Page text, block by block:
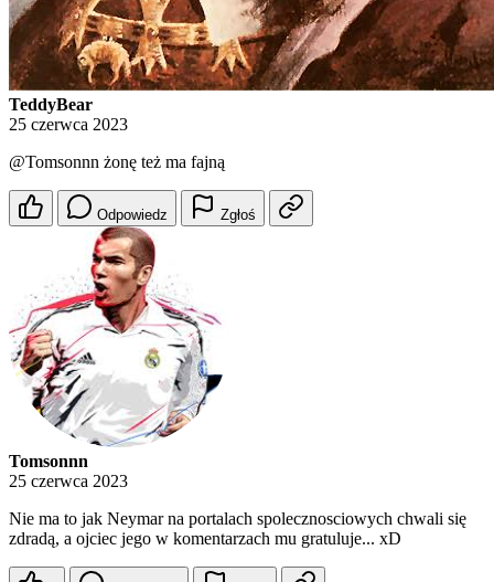
TeddyBear
25 czerwca 2023
@Tomsonnn żonę też ma fajną
Odpowiedz Zgłoś
Tomsonnn
25 czerwca 2023
Nie ma to jak Neymar na portalach spolecznosciowych chwali się
zdradą, a ojciec jego w komentarzach mu gratuluje... xD